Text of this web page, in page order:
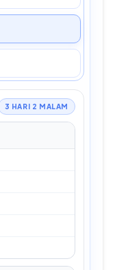
3 HARI 2 MALAM